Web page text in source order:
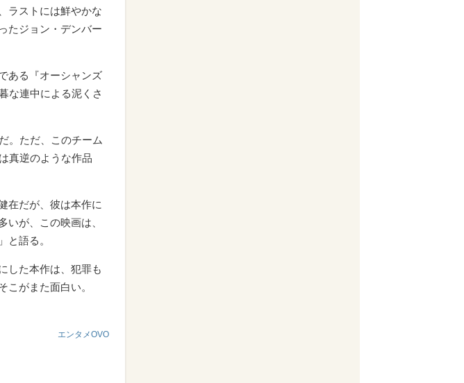
ラストには鮮やかな
たジョン・デンバー
ある『オーシャンズ
な連中による泥くさ
。ただ、このチーム
真逆のような作品
在だが、彼は本作に
が、この映画は、
と語る。
した本作は、犯罪も
がまた面白い。
エンタメOVO